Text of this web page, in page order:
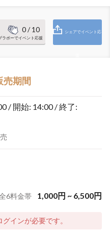
0/ 10
ラボーでイベント応援
シェアでイベント応
売期間
/ 開始: 14:00 / 終了:
6料金帯 1,000円 ~ 6,500円
インが必要です。